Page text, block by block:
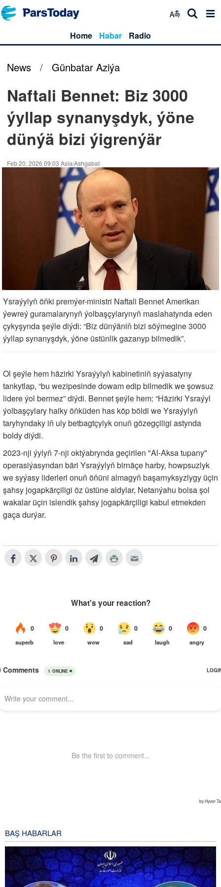
Home Habar Radio
News / Günbatar Aziýa
Naftali Bennet: Biz 3000
ýyllap synanyşdyk, ýöne
dünýä bizi ýigrenýär
Feb 20, 2026 09:03 Asia/Ashgabat
Ysraýylyň öňki premýer-ministri Naftali Bennet Amerikan
ýewreý guramalarynyň ýolbaşçylarynyň maslahatynda eden
çykyşynda şeýle diýdi: “Biz dünýäniň bizi söýmegine 3000
ýyllap synanyşdyk, ýöne üstünlik gazanyp bilmedik”.
Ol şeýle hem häzirki Ysraýylyň kabinetiniň syýasatyny
tankytlap, “bu wezipesinde dowam edip bilmedik we şowsuz
lidere ýol bermez” diýdi. Bennet şeýle hem: “Häzirki Ysraýyl
ýolbaşçylary halky öňküden has köp böldi we Ysraýylyň
taryhyndaky iň uly betbagtçylyk onuň gözegçiligi astynda
boldy diýdi.
2023-nji ýylyň 7-nji oktýabrynda geçirilen "Al-Aksa tupany"
operasiýasyndan bäri Ysraýylyň birnäçe harby, howpsuzlyk
we syýasy liderleri onuň öňüni almagyň başarnyksyzlygy üçin
şahsy jogapkärçiligi öz üstüne aldylar, Netanýahu bolsa şol
wakalar üçin islendik şahsy jogapkärçiligi kabul etmekden
gaça durýar.
BAŞ HABARLAR